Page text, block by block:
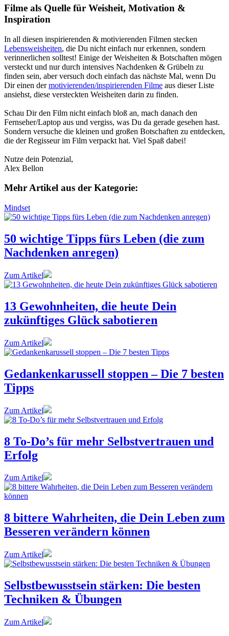
Filme als Quelle für Weisheit, Motivation &
Inspiration
In all diesen inspirierenden & motivierenden Filmen stecken
Lebensweisheiten, die Du nicht einfach nur erkennen, sondern
verinnerlichen solltest! Einige der Weisheiten & Botschaften mögen
versteckt und nur durch intensives Nachdenken & Grübeln zu
finden sein, aber versuch doch einfach das nächste Mal, wenn Du
Dir einen dermotivierenden/inspirierenden Filme aus dieser Liste
ansiehst, diese versteckten Weisheiten darin zu finden.
Schau Dir den Film nicht einfach bloß an, mach danach den
Fernseher/Laptop aus und vergiss, was Du da gerade gesehen hast.
Sondern versuche die kleinen und großen Botschaften zu entdecken,
die der Regisseur im Film verpackt hat. Viel Spaß dabei!
Nutze dein Potenzial,
Alex Bellon
Mehr Artikel aus der Kategorie:
Mindset
50 wichtige Tipps fürs Leben (die zum
Nachdenken anregen)
Zum Artikel
13 Gewohnheiten, die heute Dein
zukünftiges Glück sabotieren
Zum Artikel
Gedankenkarussell stoppen – Die 7 besten
Tipps
Zum Artikel
8 To-Do’s für mehr Selbstvertrauen und
Erfolg
Zum Artikel
8 bittere Wahrheiten, die Dein Leben zum
Besseren verändern können
Zum Artikel
Selbstbewusstsein stärken: Die besten
Techniken & Übungen
Zum Artikel